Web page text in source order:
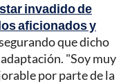
invadido de
aficionados y
que dicho
"Soy muy
por parte de la